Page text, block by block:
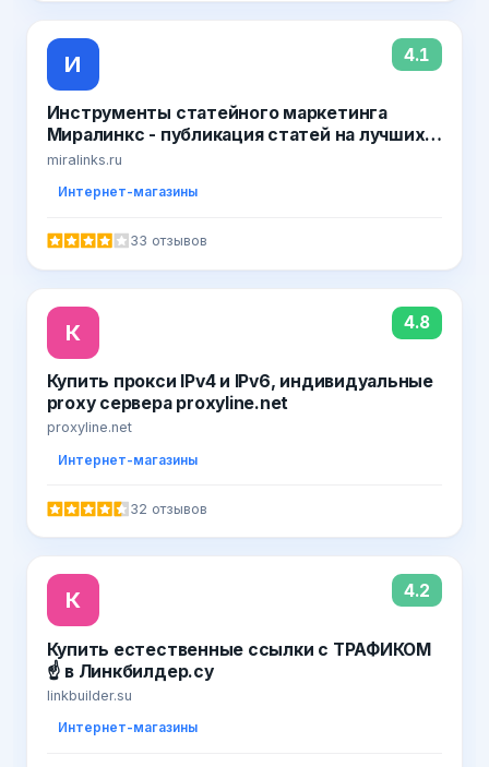
И 4.1
Инструменты статейного маркетинга
Миралинкс - публикация статей на лучших
сайтах Рунета навсегда! Управление
размещение статей на сайтах СМИ,
пресс-релизы.. Официальные отзывы о сай
miralinks.ru
Интернет-магазины
33 отзывов
К 4.8
Купить прокси IPv4 и IPv6, индивидуальные
proxy сервера proxyline.net
proxyline.net
Интернет-магазины
32 отзывов
К 4.2
Купить естественные ссылки с ТРАФИКОМ
☝ в Линкбилдер.су
linkbuilder.su
Интернет-магазины